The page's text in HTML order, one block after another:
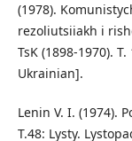
(1978).
rezoliutsiiakh i
TsK (1898-1970).
Ukrainian].
Lenin V. I. (1974).
T.48: Lysty.